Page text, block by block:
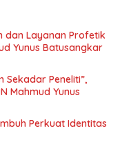
dan Layanan Profetik
Yunus Batusangkar
Sekadar Peneliti”,
Mahmud Yunus
Perkuat Identitas